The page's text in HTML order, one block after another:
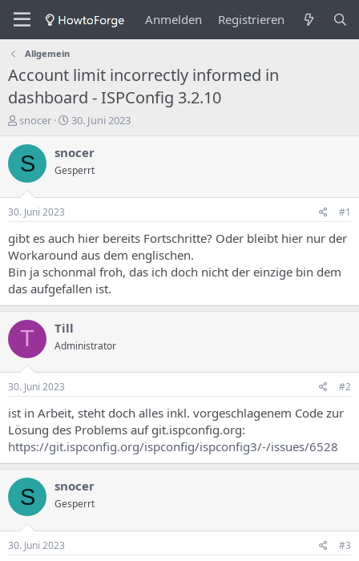
Anmelden Registrieren
Allgemein
Account limit incorrectly informed in
dashboard - ISPConfig 3.2.10
E
s
t
e
e
r
d
e
s
T
h
e
m
snocer
E
s
e
n
g
s
d
a
t
u
m
30. Juni 2023
S snocer
Gesperrt
30. Juni 2023 #1
gibt es auch hier bereits Fortschritte? Oder bleibt hier nur der
Workaround aus dem englischen.
Bin ja schonmal froh, das ich doch nicht der einzige bin dem
das aufgefallen ist.
T Till
Administrator
30. Juni 2023 #2
ist in Arbeit, steht doch alles inkl. vorgeschlagenem Code zur
Lösung des Problems auf git.ispconfig.org:
https://git.ispconfig.org/ispconfig/ispconfig3/-/issues/6528
S snocer
Gesperrt
30. Juni 2023 #3